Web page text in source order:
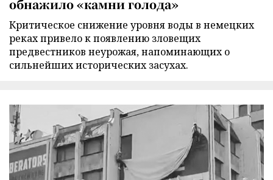
обнажило «камни голода»
Критическое снижение уровня воды в немецких
реках привело к появлению зловещих
предвестников неурожая, напоминающих о
сильнейших исторических засухах.